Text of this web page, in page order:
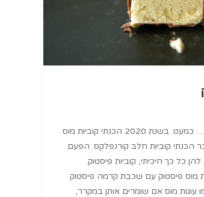
פעם שלישית גלידה… כמעט. בשנת 2020 הכנתי קוביות מוס
הכנתי קוביות חלב קורנפלקס. הפעם
להן כל כך חיכיתי, קוביות פיסטוק.
מוס פיסטוק עם שכבת קרמה פיסטוק
עוגות מוס אם שומרים אותן במקרר,